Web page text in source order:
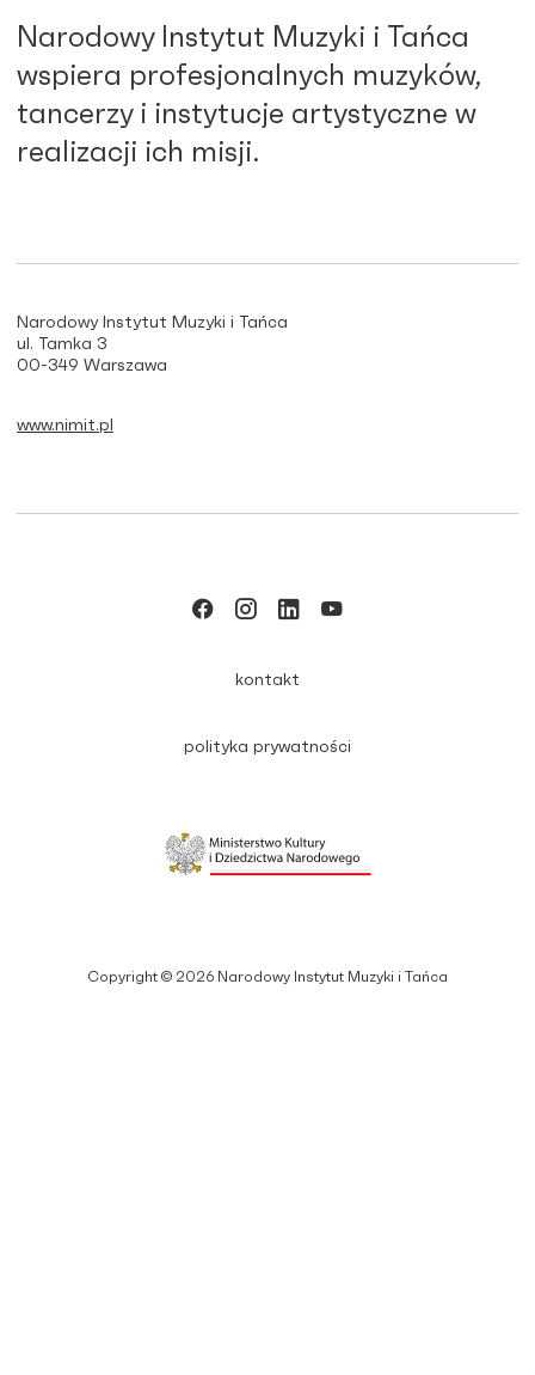
Narodowy Instytut Muzyki i Tańca
wspiera profesjonalnych muzyków,
tancerzy i instytucje artystyczne w
realizacji ich misji.
Narodowy Instytut Muzyki i Tańca
ul. Tamka 3
00-349 Warszawa
www.nimit.pl
Copyright © 2026 Narodowy Instytut Muzyki i Tańca
kontakt
polityka prywatności